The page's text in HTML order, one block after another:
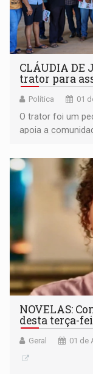
CLÁUDIA DE
trator para
Política 01
O trator foi um
apoia a
NOVELAS:
desta terça-
Geral 01 de